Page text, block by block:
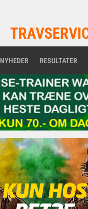
NYHEDER RESULTATER